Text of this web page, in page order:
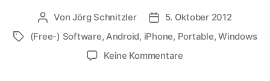
Beitragsautor
VonJörg Schnitzler Veröffentlichungsdatum
5. Oktober 2012
Schlagwörter
(Free-) Software, Android, iPhone, Portable,Windows
Keine Kommentarezu